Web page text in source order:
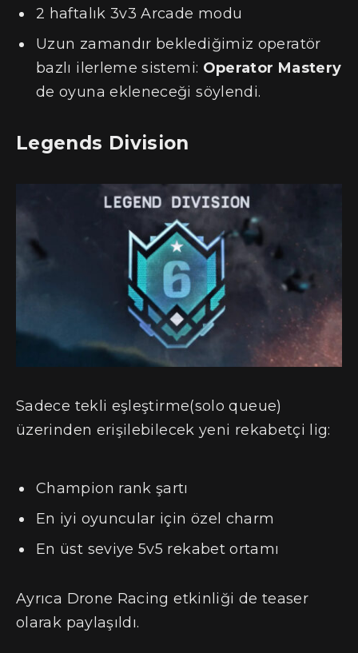
2 haftalık 3v3 Arcade modu
Uzun zamandır beklediğimiz operatör
bazlı ilerleme sistemi: Operator Mastery
de oyuna ekleneceği söylendi.
Legends Division
Sadece tekli eşleştirme(solo queue)
üzerinden erişilebilecek yeni rekabetçi lig:
Champion rank şartı
En iyi oyuncular için özel charm
En üst seviye 5v5 rekabet ortamı
Ayrıca Drone Racing etkinliği de teaser
olarak paylaşıldı.